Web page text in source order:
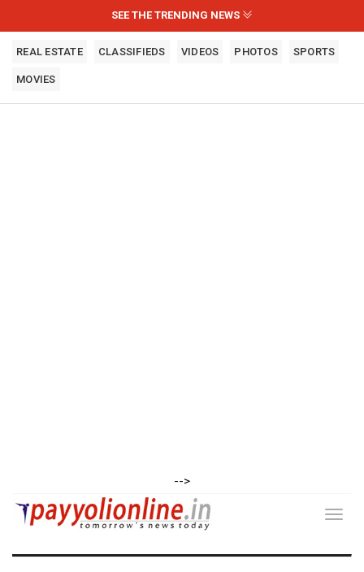
SEE THE TRENDING NEWS
REAL ESTATE CLASSIFIEDS VIDEOS PHOTOS SPORTS
MOVIES
-->